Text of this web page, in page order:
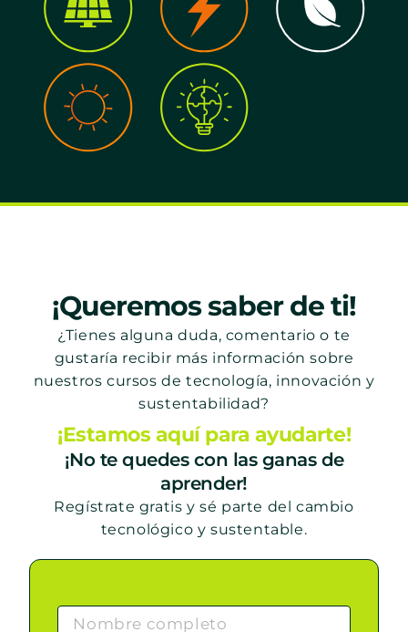
¡Queremos saber de ti!
¿Tienes alguna duda, comentario o te
gustaría recibir más información sobre
nuestros cursos de tecnología, innovación y
sustentabilidad?
¡Estamos aquí para ayudarte!
¡No te quedes con las ganas de
aprender!
Regístrate gratis y sé parte del cambio
tecnológico y sustentable.